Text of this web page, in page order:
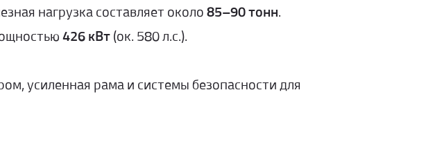
нагрузка составляет около85–90 тонн.
426 кВт(ок. 580 л.с.).
усиленная рама и системы безопасности для